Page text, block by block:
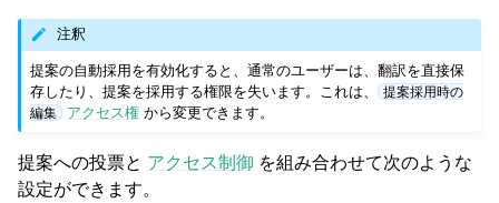
注釈
提案の自動採用を有効化すると、通常のユーザーは、翻訳を直接保
存したり、提案を採用する権限を失います。これは、 提案採用時の
編集
アクセス権から変更できます。
提案への投票と アクセス制御 を組み合わせて次のような
設定ができます。